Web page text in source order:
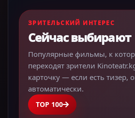
ЗРИТЕЛЬСКИЙ ИНТЕРЕС
Сейчас выбирают
Популярные фильмы, к
переходят зрители
карточку — если есть тизер,
автоматически.
TOP 100